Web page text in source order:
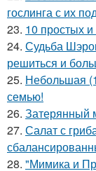
гослинга с их
23. 10 простых
24. Судьба
решиться и
25. Небольшая
семью!
26. Затерянный
27. Салат с
28. "Мимика и